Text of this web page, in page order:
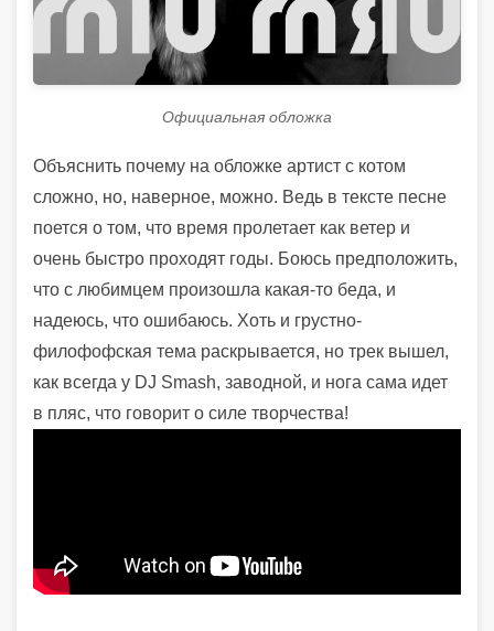
Официальная обложка
Объяснить почему на обложке артист с котом
сложно, но, наверное, можно. Ведь в тексте песне
поется о том, что время пролетает как ветер и
очень быстро проходят годы. Боюсь предположить,
что с любимцем произошла какая-то беда, и
надеюсь, что ошибаюсь. Хоть и грустно-
филофофская тема раскрывается, но трек вышел,
как всегда у DJ Smash, заводной, и нога сама идет
в пляс, что говорит о силе творчества!